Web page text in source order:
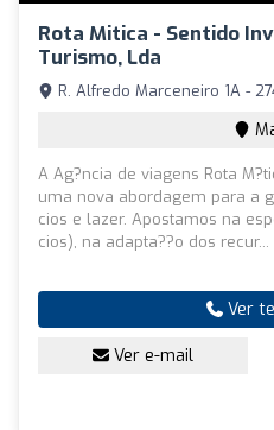
Rota Mitica - Sentido
Turismo, Lda
R. Alfredo Marceneiro 1A -
A Ag?ncia de viagens Rota
uma nova abordagem para a
cios e lazer. Apostamos na
cios), na adapta??o dos recur...
Ver
Ver e-mail